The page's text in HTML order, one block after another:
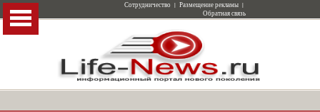
Сотрудничество | Размещение рекламы |
Обратная связь